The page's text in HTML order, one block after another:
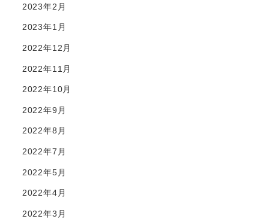
2023年2月
2023年1月
2022年12月
2022年11月
2022年10月
2022年9月
2022年8月
2022年7月
2022年5月
2022年4月
2022年3月